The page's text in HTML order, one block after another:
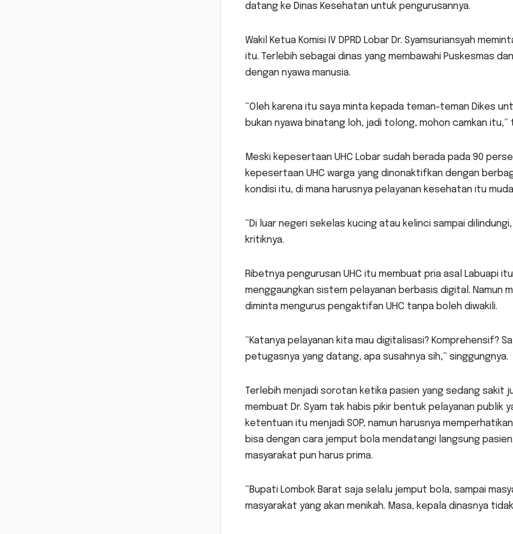
datang ke Dinas Kesehatan untuk pengurusannya.
Wakil Ketua Komisi IV DPRD Lobar Dr. Syamsuriansyah
itu. Terlebih sebagai dinas yang membawahi Puskesmas
dengan nyawa manusia.
“Oleh karena itu saya minta kepada teman-teman Dikes
bukan nyawa binatang loh, jadi tolong, mohon camkan itu,”
Meski kepesertaan UHC Lobar sudah berada pada 90
kepesertaan UHC warga yang dinonaktifkan dengan
kondisi itu, di mana harusnya pelayanan kesehatan itu
“Di luar negeri sekelas kucing atau kelinci sampai
kritiknya.
Ribetnya pengurusan UHC itu membuat pria asal Labuapi
menggaungkan sistem pelayanan berbasis digital. Namun
diminta mengurus pengaktifan UHC tanpa boleh diwakili.
“Katanya pelayanan kita mau digitalisasi? Komprehensif?
petugasnya yang datang, apa susahnya sih,” singgungnya.
Terlebih menjadi sorotan ketika pasien yang sedang sakit
membuat Dr. Syam tak habis pikir bentuk pelayanan
ketentuan itu menjadi SOP, namun harusnya
bisa dengan cara jemput bola mendatangi langsung
masyarakat pun harus prima.
“Bupati Lombok Barat saja selalu jemput bola, sampai
masyarakat yang akan menikah. Masa, kepala dinasnya